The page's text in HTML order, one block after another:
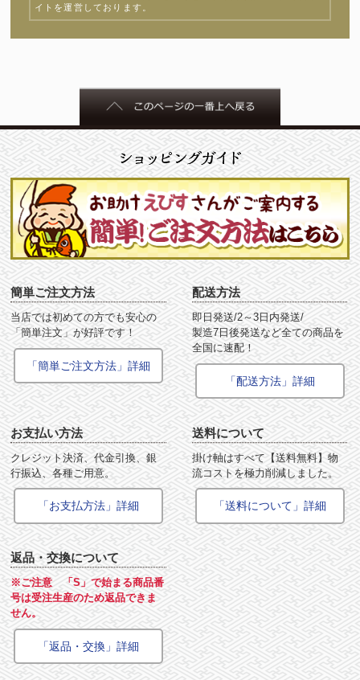
イトを運営しております。
簡単ご注文方法
当店では初めての方でも安心の
「簡単注文」が好評です！
「簡単ご注文方法」詳細
配送方法
即日発送/2～3日内発送/
製造7日後発送など全ての商品を
全国に速配！
「配送方法」詳細
お支払い方法
クレジット決済、代金引換、銀
行振込、各種ご用意。
「お支払方法」詳細
送料について
掛け軸はすべて【送料無料】物
流コストを極力削減しました。
「送料について」詳細
返品・交換について
※ご注意 「S」で始まる商品番
号は受注生産のため返品できま
せん。
「返品・交換」詳細